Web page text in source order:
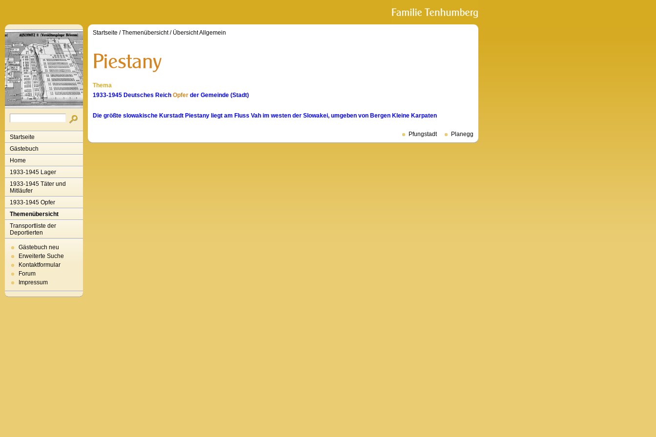
Startseite
Gästebuch
Home
1933-1945 Lager
1933-1945 Täter und
Mitläufer
1933-1945 Opfer
Themenübersicht
Transportliste der
Deportierten
Gästebuch neu
Erweiterte Suche
Kontaktformular
Forum
Impressum
Startseite /Themenübersicht/ Übersicht Allgemein
Thema
1933-1945 Deutsches Reich Opfer der Gemeinde (Stadt)
Die größte slowakische Kurstadt Piestany liegt am Fluss Vah im westen der Slowakei, umgeben von Bergen Kleine Karpaten
Pfungstadt Planegg